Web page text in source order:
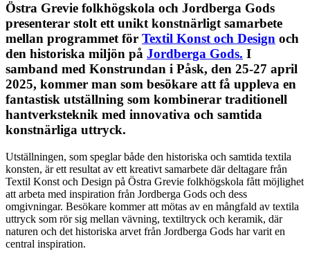
Östra Grevie folkhögskola och Jordberga Gods
presenterar stolt ett unikt konstnärligt samarbete
mellan programmet för Textil Konst och Design och
den historiska miljön på Jordberga Gods. I
samband med Konstrundan i Påsk, den 25-27 april
2025, kommer man som besökare att få uppleva en
fantastisk utställning som kombinerar traditionell
hantverksteknik med innovativa och samtida
konstnärliga uttryck.
Utställningen, som speglar både den historiska och samtida textila
konsten, är ett resultat av ett kreativt samarbete där deltagare från
Textil Konst och Design på Östra Grevie folkhögskola fått möjlighet
att arbeta med inspiration från Jordberga Gods och dess
omgivningar. Besökare kommer att mötas av en mångfald av textila
uttryck som rör sig mellan vävning, textiltryck och keramik, där
naturen och det historiska arvet från Jordberga Gods har varit en
central inspiration.